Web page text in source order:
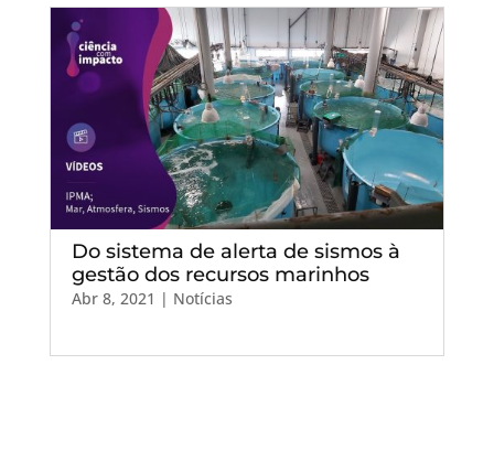
Do sistema de alerta de sismos à
gestão dos recursos marinhos
Abr 8, 2021 | Notícias